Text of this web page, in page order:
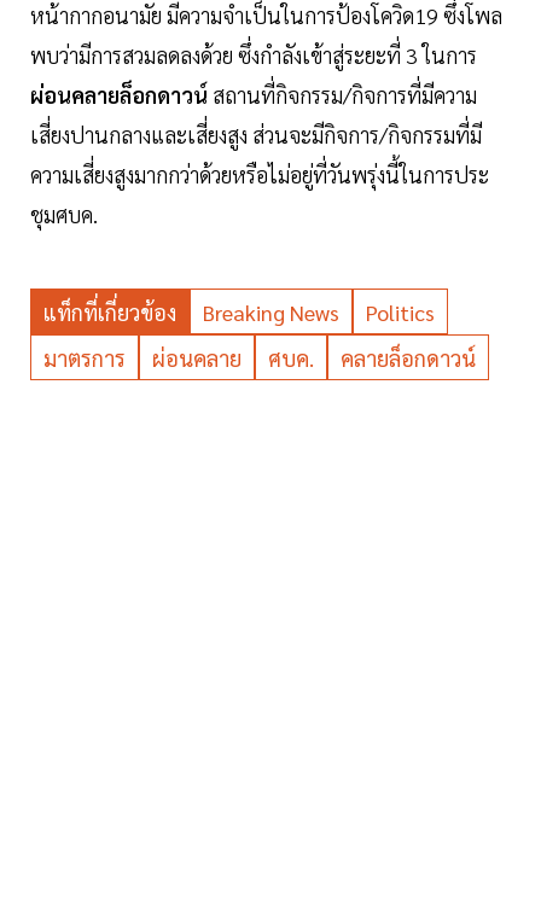
หน้ากากอนามัย มีความจำเป็นในการป้องโควิด19 ซึ่งโพล
พบว่ามีการสวมลดลงด้วย ซึ่งกำลังเข้าสู่ระยะที่ 3 ในการ
ผ่อนคลายล็อกดาวน์ สถานที่กิจกรรม/กิจการที่มีความ
เสี่ยงปานกลางและเสี่ยงสูง ส่วนจะมีกิจการ/กิจกรรมที่มี
ความเสี่ยงสูงมากกว่าด้วยหรือไม่อยู่ที่วันพรุ่งนี้ในการประ
ชุมศบค.
แท็กที่เกี่ยวข้อง Breaking News
Politics
มาตรการ
ผ่อนคลาย ศบค. คลายล็อกดาวน์